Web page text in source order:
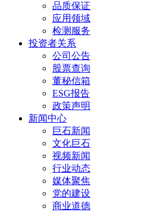
品质保证
应用领域
检测服务
投资者关系
公司公告
股票查询
董秘信箱
ESG报告
政策声明
新闻中心
巨石新闻
文化巨石
视频新闻
行业动态
媒体聚焦
党的建设
商业道德